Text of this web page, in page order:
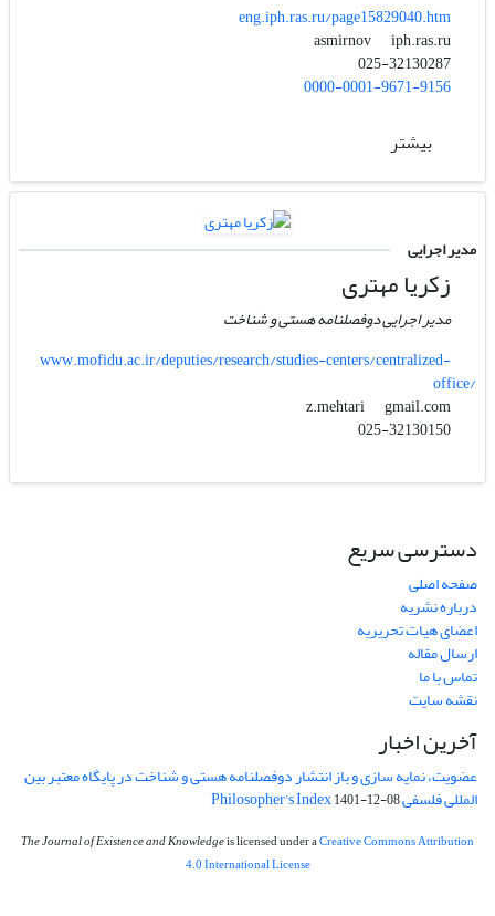
eng.iph.ras.ru/page15829040.htm
asmirnov
iph.ras.ru
025-32130287
0000-0001-9671-9156
بیشتر
مدیر اجرایی
زکریا مهتری
مدیر اجرایی دوفصلنامه هستی و شناخت
www.mofidu.ac.ir/deputies/research/studies-centers/centralized-
office/
z.mehtari
gmail.com
025-32130150
دسترسی سریع
صفحه اصلی
درباره نشریه
اعضای هیات تحریریه
ارسال مقاله
تماس با ما
نقشه سایت
آخرین اخبار
عضویت، نمایه سازی و باز انتشار دوفصلنامه هستی و شناخت در پایگاه معتبر بین
المللی فلسفی Philosopher's Index1401-12-08
The Journal of Existence and Knowledgeis licensed under aCreative Commons Attribution
4.0 International License